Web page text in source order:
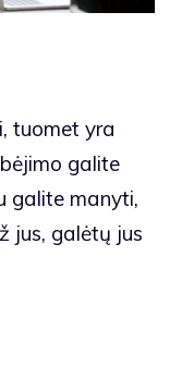
tuomet yra
galite
galite manyti,
jus, galėtų jus